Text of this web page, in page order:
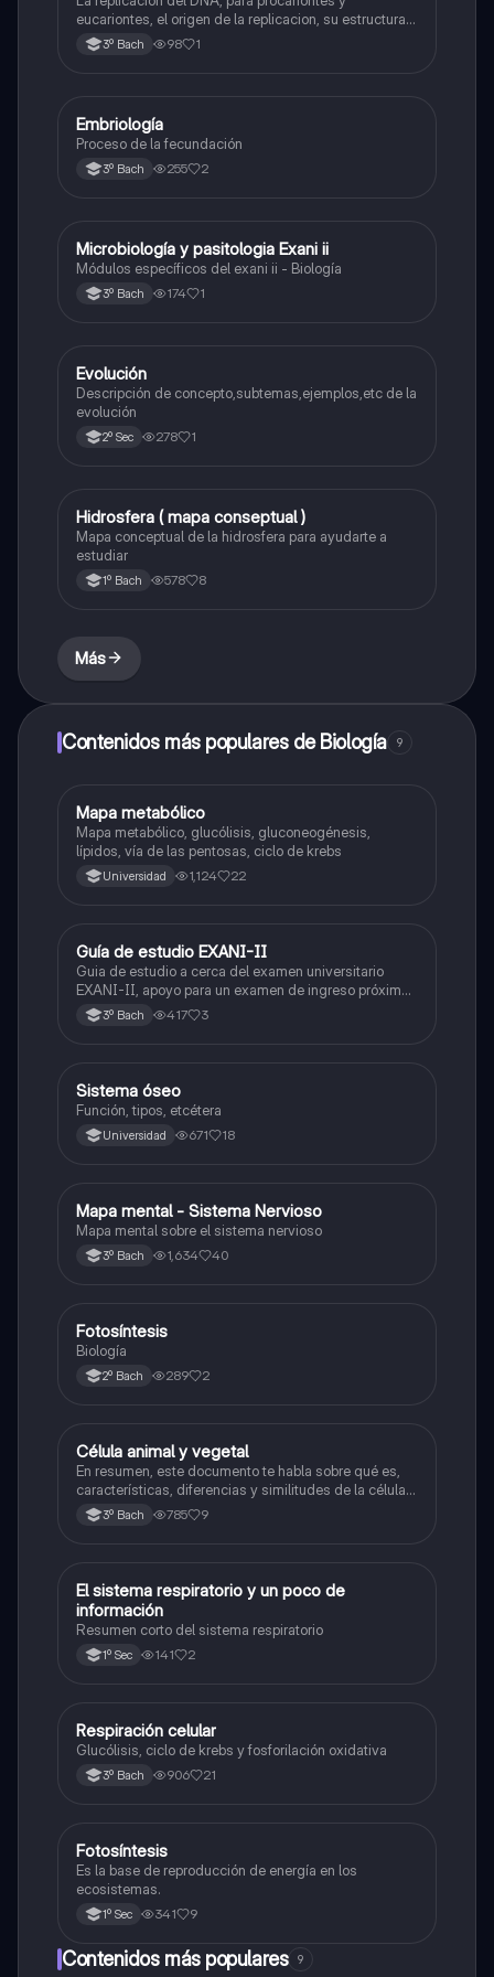
eucariontes, el origen de la replicacion, su estructura y
las enzimas que participan en la síntesis, etc.
3º Bach 98 1
Biología
Embriología
Proceso de la fecundación
3º Bach 255 2
Biología
Microbiología y pasitologia Exani ii
Módulos específicos del exani ii - Biología
3º Bach 174 1
Biología
Evolución
Descripción de concepto,subtemas,ejemplos,etc de la
evolución
2º Sec 278 1
Biología
Hidrosfera ( mapa conseptual )
Mapa conceptual de la hidrosfera para ayudarte a
estudiar
1º Bach 578 8
Más
Contenidos más populares de Biología 9
Biología
Mapa metabólico
Mapa metabólico, glucólisis, gluconeogénesis,
lípidos, vía de las pentosas, ciclo de krebs
Universidad 1,124 22
Historia
Guía de estudio EXANI-II
Guia de estudio a cerca del examen universitario
EXANI-II, apoyo para un examen de ingreso próximo
2026.3º Bach 417 3
Biología
Sistema óseo
Función, tipos, etcétera
Universidad 671 18
Biología
Mapa mental - Sistema Nervioso
Mapa mental sobre el sistema nervioso
3º Bach 1,634 40
Biología
Fotosíntesis
Biología
2º Bach 289 2
Biología
Célula animal y vegetal
En resumen, este documento te habla sobre qué es,
características, diferencias y similitudes de la célula
animal y célula vegetal.💗
3º Bach 785 9
Biología
El sistema respiratorio y un poco de
información
Resumen corto del sistema respiratorio
1º Sec 141 2
Biología
Respiración celular
Glucólisis, ciclo de krebs y fosforilación oxidativa
3º Bach 906 21
Biología
Fotosíntesis
Es la base de reproducción de energía en los
ecosistemas.
1º Sec 341 9
Contenidos más populares 9